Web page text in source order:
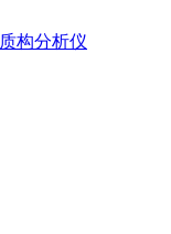
质构分析仪